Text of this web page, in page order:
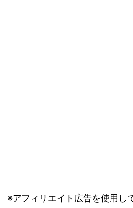
※アフィリエイト広告を使用し